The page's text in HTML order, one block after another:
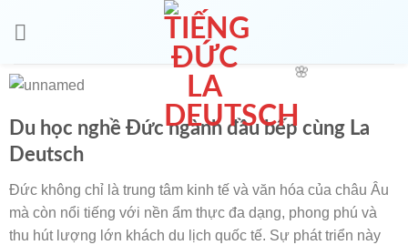
Du học nghề Đức ngành đầu bếp cùng La
Deutsch
Đức không chỉ là trung tâm kinh tế và văn hóa của châu Âu
mà còn nổi tiếng với nền ẩm thực đa dạng, phong phú và
thu hút lượng lớn khách du lịch quốc tế. Sự phát triển này